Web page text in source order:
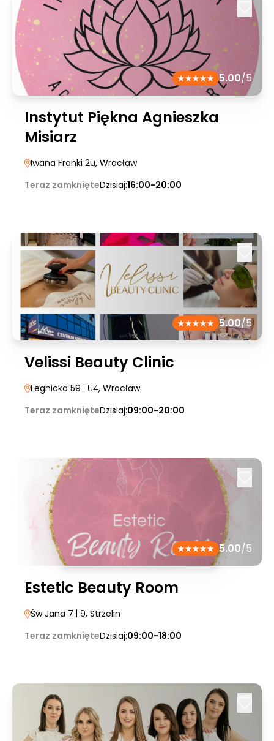
5.00/5
Instytut Piękna Agnieszka
Misiarz
Iwana Franki 2u, Wrocław
Teraz zamknięteDzisiaj:16:00-20:00
5.00/5
Velissi Beauty Clinic
Legnicka 59 | U4, Wrocław
Teraz zamknięteDzisiaj:09:00-20:00
5.00/5
Estetic Beauty Room
Św Jana 7 | 9, Strzelin
Teraz zamknięteDzisiaj:09:00-18:00